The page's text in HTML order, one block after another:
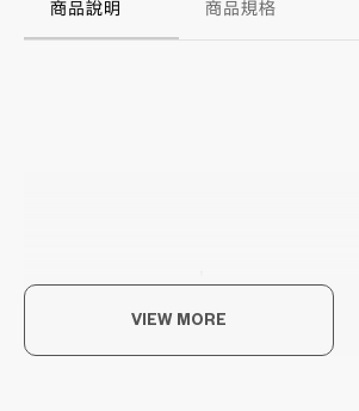
商品說明 商品規格
VIEW MORE